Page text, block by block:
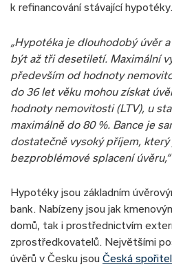
k refinancování stávající hypotéky.
„Hypotéka je dlouhodobý úvěr
být až tři desetiletí. Maximální
především od hodnoty
do 36 let věku mohou získat
hodnoty nemovitosti (LTV), u
maximálně do 80 %. Bance je
dostatečně vysoký příjem,
bezproblémové splacení úvěru,“
Hypotéky jsou základním
bank. Nabízeny jsou jak
domů, tak i prostřednictvím
zprostředkovatelů. Největšími
úvěrů v Česku jsou Česká